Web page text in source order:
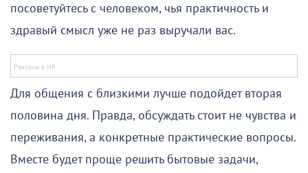
посоветуйтесь с человеком, чья практичность и
здравый смысл уже не раз выручали вас.
Для общения с близкими лучше подойдет вторая
половина дня. Правда, обсуждать стоит не чувства и
переживания, а конкретные практические вопросы.
Вместе будет проще решить бытовые задачи,